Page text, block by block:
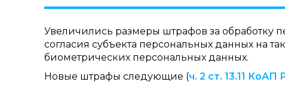
Увеличились размеры штрафов за обработку
согласия субъекта персональных данных на
биометрических персональных данных.
Новые штрафы следующие (ч. 2 ст. 13.11 КоАП